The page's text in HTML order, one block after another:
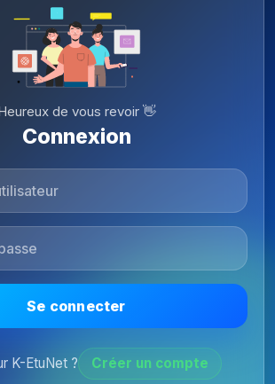
de vous revoir 👋
Connexion
Se connecter
K-EtuNet ? Créer un compte